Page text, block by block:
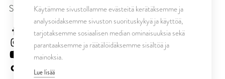
SEURAA MEITÄ
cutrinsuomi
cutrinfinland
CutrinFinland
Käytämme sivustollamme evästeitä kerätäksemme ja
analysoidaksemme sivuston suorituskykyä ja käyttöä,
tarjotaksemme sosiaalisen median ominaisuuksia sekä
parantaaksemme ja räätälöidäksemme sisältöä ja
mainoksia.
Lue lisää